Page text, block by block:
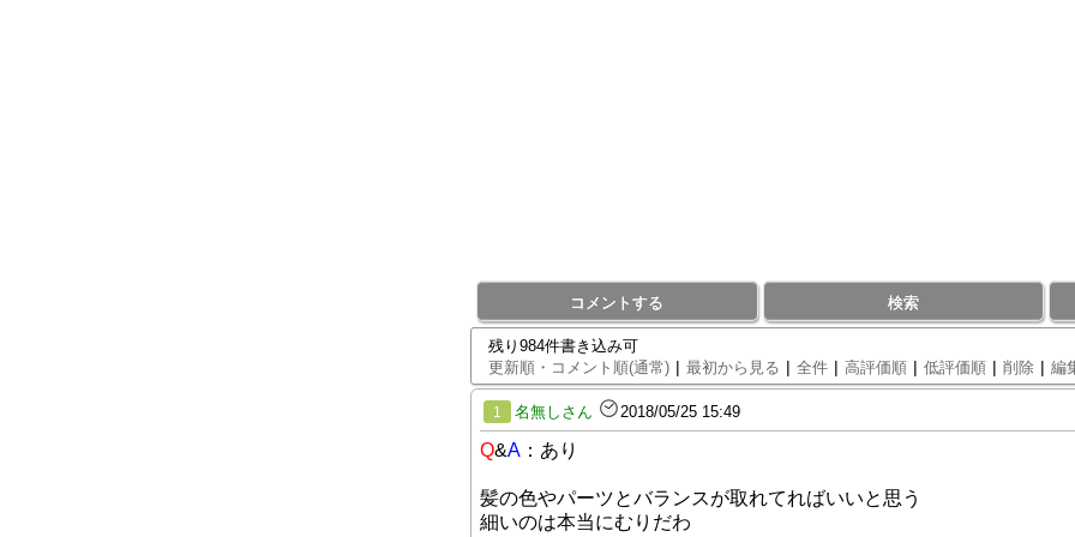
コメントする 検索
残り984件書き込み可
更新順・コメント順(通常) | 最初から見る | 全件 | 高評価順 | 低評価順 | 削除 | 編
1 名無しさん 2018/05/25 15:49
Q&A ：あり
髪の色やパーツとバランスが取れてればいいと思う
細いのは本当にむりだわ